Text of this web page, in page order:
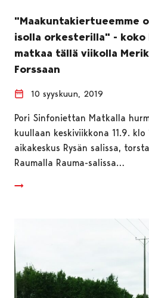
"Maakuntakiertueemme
isolla orkesterilla" -
matkaa tällä viikolla
Forssaan
10 syyskuun, 2019
Pori Sinfoniettan Matkalla
kuullaan keskiviikkona 11.9.
aikakeskus Rysän salissa,
Raumalla Rauma-salissa…